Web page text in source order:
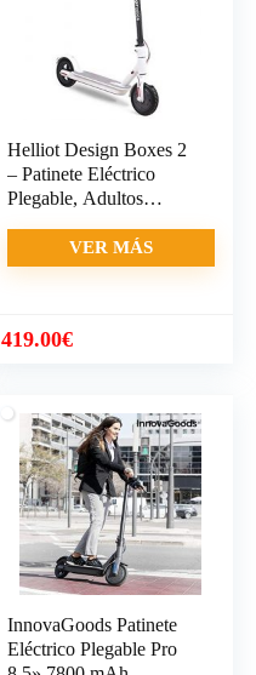
Helliot Design Boxes 2
– Patinete Eléctrico
Plegable, Adultos
VER MÁS
419.00€
InnovaGoods Patinete
Eléctrico Plegable Pro